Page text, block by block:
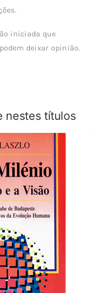
iniciada que
deixar opinião.
nestes títulos